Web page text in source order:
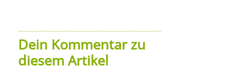
Dein Kommentar zu
diesem Artikel